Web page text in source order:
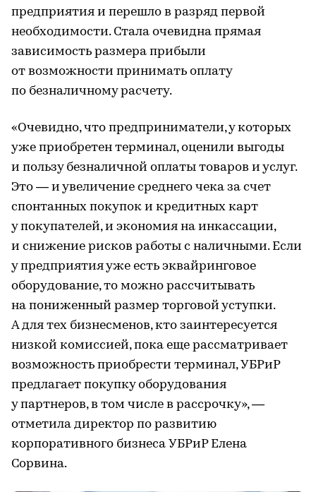
предприятия и перешло в разряд первой
необходимости. Стала очевидна прямая
зависимость размера прибыли
от возможности принимать оплату
по безналичному расчету.
«Очевидно, что предприниматели, у которых
уже приобретен терминал, оценили выгоды
и пользу безналичной оплаты товаров и услуг.
Это — и увеличение среднего чека за счет
спонтанных покупок и кредитных карт
у покупателей, и экономия на инкассации,
и снижение рисков работы с наличными. Если
у предприятия уже есть эквайринговое
оборудование, то можно рассчитывать
на пониженный размер торговой уступки.
А для тех бизнесменов, кто заинтересуется
низкой комиссией, пока еще рассматривает
возможность приобрести терминал, УБРиР
предлагает покупку оборудования
у партнеров, в том числе в рассрочку», —
отметила директор по развитию
корпоративного бизнеса УБРиР Елена
Сорвина.